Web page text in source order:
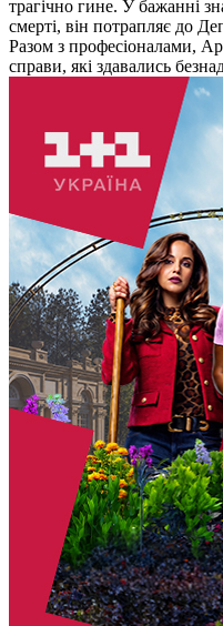
трагічно гине. У бажанні
смерті, він потрапляє до
Разом з професіоналами,
справи, які здавались